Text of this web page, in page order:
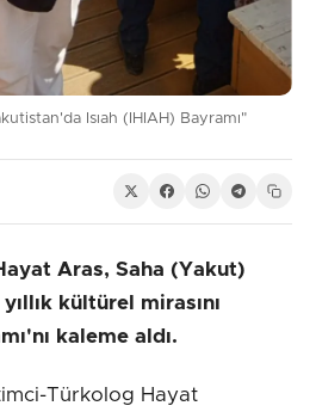
Isıah (IHIAH) Bayramı"
Aras, Saha (Yakut)
kültürel mirasını
kaleme aldı.
Türkolog Hayat